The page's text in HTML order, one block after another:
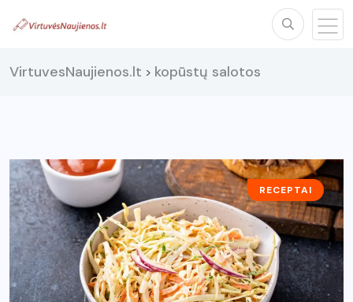
VirtuvesNaujienos.lt > kopūstų salotos
RECEPTAI